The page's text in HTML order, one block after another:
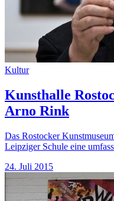
Kultur
Kunsthalle
Arno Rink
Das Rostocker
Leipziger Schule eine
24. Juli 2015